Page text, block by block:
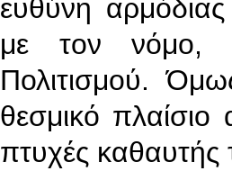
ευθύνη
με τον νόμο,
Πολιτισμού.
θεσμικό
πτυχές καθαυτής